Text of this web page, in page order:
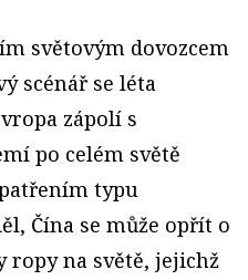
světovým dovozcem
scénář se léta
zápolí s
po celém světě
typu
Čína se může opřít o
ropy na světě, jejichž